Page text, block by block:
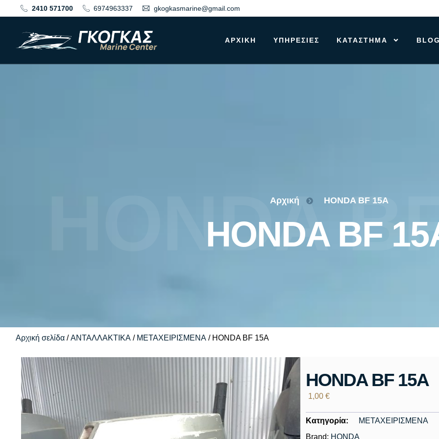
2410 571700 6974963337 gkogkasmarine@gmail.com
ΑΡΧΙΚΉ ΥΠΗΡΕΣΊΕΣ ΚΑΤΑΣΤΗΜΑ BLOG
HONDA
Αρχική HONDA BF 15A
HONDA BF
Αρχική σελίδα /ΑΝΤΑΛΛΑΚΤΙΚΑ / ΜΕΤΑΧΕΙΡΙΣΜΕΝΑ / HONDA BF 15A
HONDA BF 15A
1,00 €
Κατηγορία:
ΜΕΤΑΧΕΙΡΙΣΜΕΝΑ
Brand: HONDA